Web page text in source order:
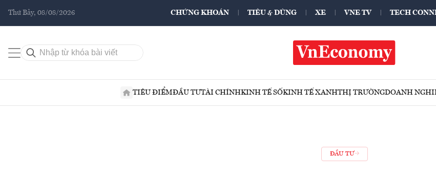
Thứ Bảy, 08/08/2026 CHỨNG KHOÁN TIÊU & DÙNG XE VNE TV TECH
TIÊU ĐIỂMĐẦU TƯTÀI CHÍNHKINH TẾ SỐKINH TẾ XANHTHỊ TRƯỜNGDOANH
ĐẦU TƯ